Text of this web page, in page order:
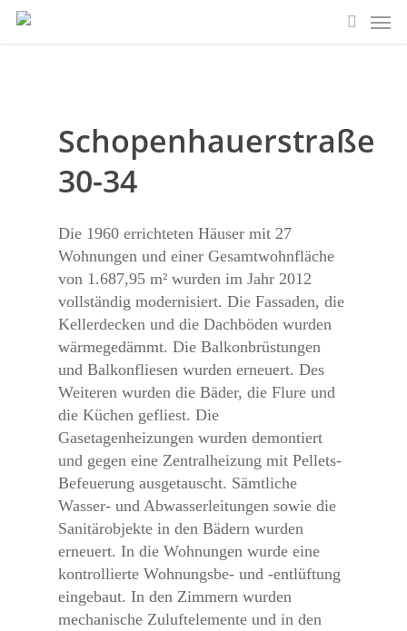
Skip
Menu
Schopenhauerstraße
30-34
Die 1960 errichteten Häuser mit 27
Wohnungen und einer Gesamtwohnfläche
von 1.687,95 m² wurden im Jahr 2012
vollständig modernisiert. Die Fassaden, die
Keller­decken und die Dachböden wurden
wärmegedämmt. Die Balkonbrüstungen
und Balkonfliesen wurden erneuert. Des
Weiteren wurden die Bäder, die Flure und
die Küchen gefliest. Die
Gasetagenheizungen wurden demontiert
und gegen eine Zentralheizung mit Pellets-
Befeuerung ausgetauscht. Sämtliche
Wasser- und Abwasserleitungen sowie die
Sanitärobjekte in den Bädern wurden
erneuert. In die Wohnungen wurde eine
kontrollierte Wohnungsbe- und -entlüftung
eingebaut. In den Zimmern wurden
mechanische Zuluft­elemente und in den